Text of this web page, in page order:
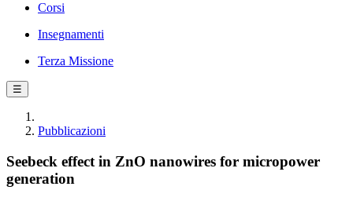
Corsi
Insegnamenti
Terza Missione
☰
Pubblicazioni
Seebeck effect in ZnO nanowires for micropower
generation